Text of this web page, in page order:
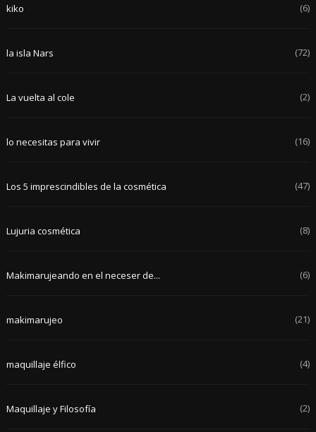
kiko (6)
la isla Nars (72)
La vuelta al cole (2)
lo necesitas para vivir (16)
Los 5 imprescindibles de la cosmética (47)
Lujuria cosmética (8)
Makimarujeando en el neceser de... (6)
makimarujeo (21)
maquillaje élfico (4)
Maquillaje y Filosofía (2)